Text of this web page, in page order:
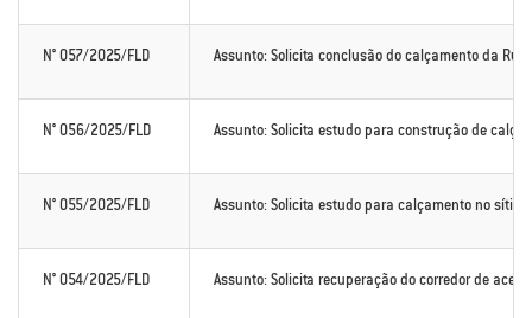
N° 057/2025/FLD Assunto: Solicita conclusão do calçamento da Rua
N° 056/2025/FLD Assunto: Solicita estudo para construção de
N° 055/2025/FLD Assunto: Solicita estudo para calçamento no sítio
N° 054/2025/FLD Assunto: Solicita recuperação do corredor de